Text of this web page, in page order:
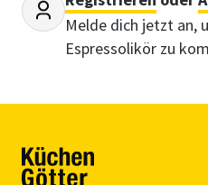
Melde dich jetzt an,
Espressolikör zu